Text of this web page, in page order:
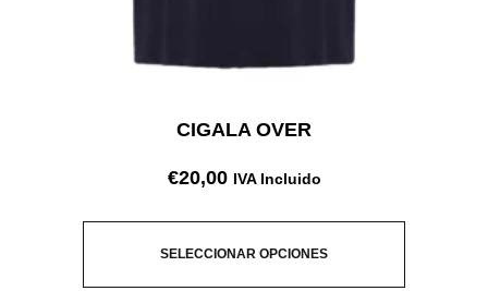
CIGALA OVER
€20,00 IVA Incluido
SELECCIONAR OPCIONES